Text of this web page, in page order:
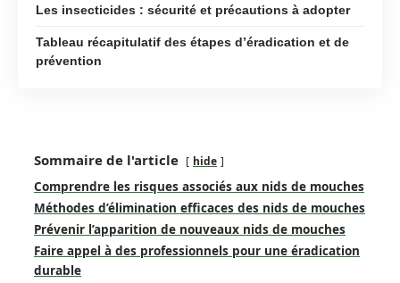
Les insecticides : sécurité et précautions à adopter
Tableau récapitulatif des étapes d’éradication et de
prévention
Sommaire de l'article hide
Comprendre les risques associés aux nids de mouches
Méthodes d’élimination efficaces des nids de mouches
Prévenir l’apparition de nouveaux nids de mouches
Faire appel à des professionnels pour une éradication
durable